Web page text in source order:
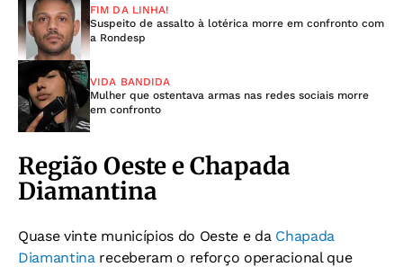
FIM DA LINHA!
Suspeito de assalto à lotérica morre em confronto com
a Rondesp
VIDA BANDIDA
Mulher que ostentava armas nas redes sociais morre
em confronto
Região Oeste e Chapada
Diamantina
Quase vinte municípios do Oeste e da Chapada
Diamantina receberam o reforço operacional que